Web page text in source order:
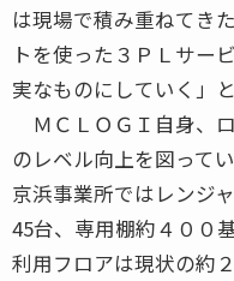
は現場で積み重ねてき
トを使った３ＰＬサー
実なものにしていく」
ＭＣＬＯＧＩ自身、
のレベル向上を図ってい
京浜事業所ではレンジ
45台、専用棚約４００
利用フロアは現状の約